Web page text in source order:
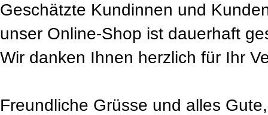
Geschätzte Kundinnen und
unser Online-Shop ist dauerhaft
Wir danken Ihnen herzlich für Ihr
Freundliche Grüsse und alles